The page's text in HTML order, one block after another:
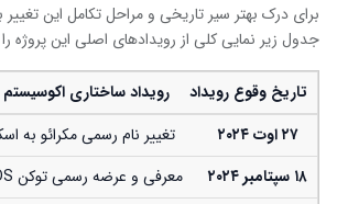
برای درک بهتر سیر تاریخی و مراحل تکامل این تغییر
جدول زیر نمایی کلی از رویدادهای اصلی این پروژه
تاریخ وقوع رویداد رویداد ساختاری اکوسیستم
۲۷اوت۲۰۲۴ تغییر نام رسمی مکرائو به
۱۸ سپتامبر۲۰۲۴ معرفی و عرضه رسمی توکن USDS در بازار